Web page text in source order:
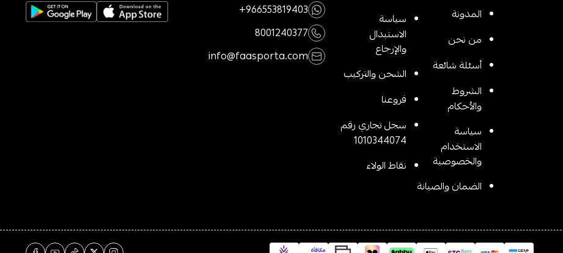
المدونة
من نحن
أسئلة شائعة
الشروط
والأحكام
سياسة
الاستخدام
والخصوصية
الضمان والصيانة
سياسة
الاستبدال
والإرجاع
الشحن والتركيب
فروعنا
سجل تجاري رقم
1010344074
نقاط الولاء
+966553819403
8001240377
info@faasporta.com